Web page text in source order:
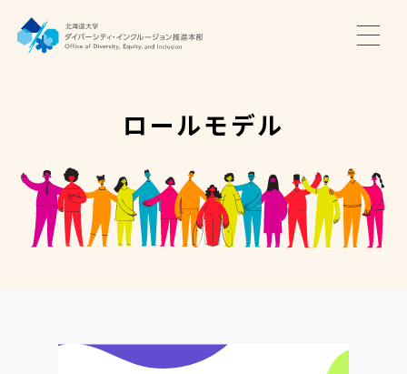
推進本部について
アクセス・お問い合わせ
ロールモデル